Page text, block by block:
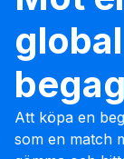
Att köpa en
som en match